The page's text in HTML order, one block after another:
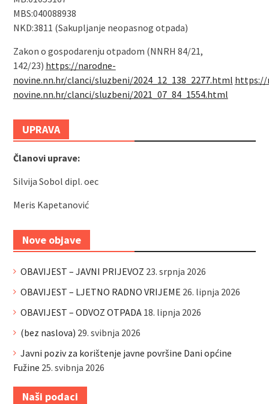
MBS:040088938
NKD:3811 (Sakupljanje neopasnog otpada)
Zakon o gospodarenju otpadom (NNRH 84/21,
142/23) https://narodne-
novine.nn.hr/clanci/sluzbeni/2024_12_138_2277.html https://
novine.nn.hr/clanci/sluzbeni/2021_07_84_1554.html
UPRAVA
Članovi uprave:
Silvija Sobol dipl. oec
Meris Kapetanović
Nove objave
OBAVIJEST – JAVNI PRIJEVOZ 23. srpnja 2026
OBAVIJEST – LJETNO RADNO VRIJEME 26. lipnja 2026
OBAVIJEST – ODVOZ OTPADA 18. lipnja 2026
(bez naslova) 29. svibnja 2026
Javni poziv za korištenje javne površine Dani općine
Fužine 25. svibnja 2026
Naši podaci